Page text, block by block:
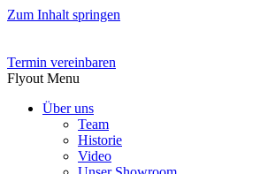
Zum Inhalt springen
Termin vereinbaren
Flyout Menu
Über uns
Team
Historie
Video